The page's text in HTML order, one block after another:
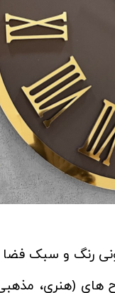
رنگ و سبک فضا
(هنری،